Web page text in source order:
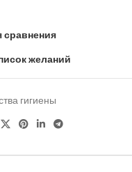
сравнения
желаний
гигиены